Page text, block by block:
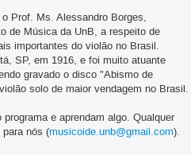
Prof. Ms. Alessandro Borges,
de Música da UnB, a respeito de
importantes do violão no Brasil.
SP, em 1916, e foi muito atuante
gravado o disco "Abismo de
solo de maior vendagem no Brasil.
e aprendam algo. Qualquer
nós (musicoide.unb@gmail.com).